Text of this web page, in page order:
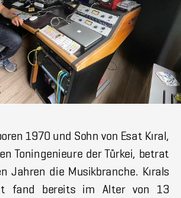
1970 und Sohn von Esat Kıral,
Toningenieure der Türkei, betrat
Jahren die Musikbranche. Kırals
fand bereits im Alter von 13